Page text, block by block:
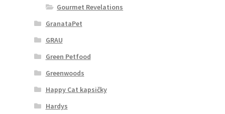
Gourmet Revelations
GranataPet
GRAU
Green Petfood
Greenwoods
Happy Cat kapsičky
Hardys